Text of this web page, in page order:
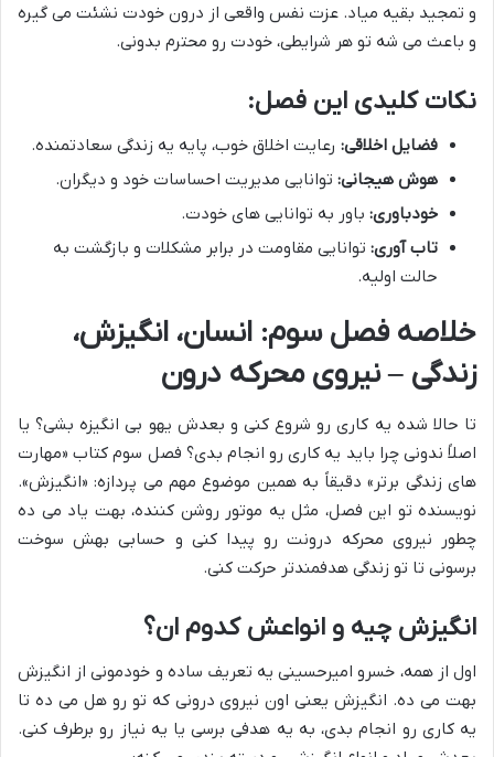
و تمجید بقیه میاد. عزت نفس واقعی از درون خودت نشئت می گیره
و باعث می شه تو هر شرایطی، خودت رو محترم بدونی.
نکات کلیدی این فصل:
فضایل اخلاقی: رعایت اخلاق خوب، پایه یه زندگی سعادتمنده.
هوش هیجانی: توانایی مدیریت احساسات خود و دیگران.
خودباوری: باور به توانایی های خودت.
تاب آوری: توانایی مقاومت در برابر مشکلات و بازگشت به
حالت اولیه.
خلاصه فصل سوم: انسان، انگیزش،
زندگی – نیروی محرکه درون
تا حالا شده یه کاری رو شروع کنی و بعدش یهو بی انگیزه بشی؟ یا
اصلاً ندونی چرا باید یه کاری رو انجام بدی؟ فصل سوم کتاب «مهارت
های زندگی برتر» دقیقاً به همین موضوع مهم می پردازه: «انگیزش».
نویسنده تو این فصل، مثل یه موتور روشن کننده، بهت یاد می ده
چطور نیروی محرکه درونت رو پیدا کنی و حسابی بهش سوخت
برسونی تا تو زندگی هدفمندتر حرکت کنی.
انگیزش چیه و انواعش کدوم ان؟
اول از همه، خسرو امیرحسینی یه تعریف ساده و خودمونی از انگیزش
بهت می ده. انگیزش یعنی اون نیروی درونی که تو رو هل می ده تا
یه کاری رو انجام بدی، به یه هدفی برسی یا یه نیاز رو برطرف کنی.